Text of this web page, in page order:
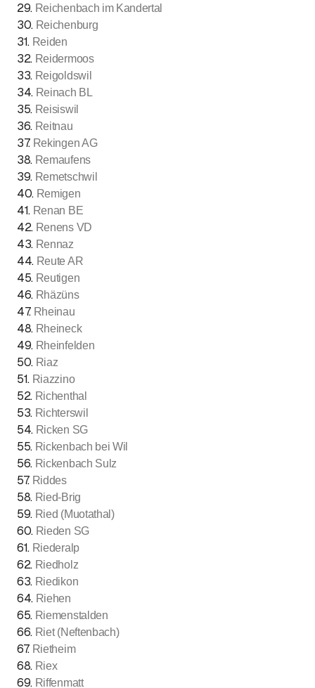
29. Reichenbach im Kandertal
30. Reichenburg
31. Reiden
32. Reidermoos
33. Reigoldswil
34. Reinach BL
35. Reisiswil
36. Reitnau
37. Rekingen AG
38. Remaufens
39. Remetschwil
40. Remigen
41. Renan BE
42. Renens VD
43. Rennaz
44. Reute AR
45. Reutigen
46. Rhäzüns
47. Rheinau
48. Rheineck
49. Rheinfelden
50. Riaz
51. Riazzino
52. Richenthal
53. Richterswil
54. Ricken SG
55. Rickenbach bei Wil
56. Rickenbach Sulz
57. Riddes
58. Ried-Brig
59. Ried (Muotathal)
60. Rieden SG
61. Riederalp
62. Riedholz
63. Riedikon
64. Riehen
65. Riemenstalden
66. Riet (Neftenbach)
67. Rietheim
68. Riex
69. Riffenmatt